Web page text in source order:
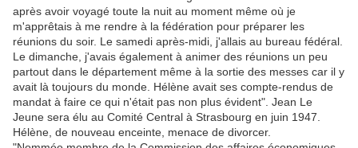
après avoir voyagé toute la nuit au moment même où je
m'apprêtais à me rendre à la fédération pour préparer les
réunions du soir. Le samedi après-midi, j'allais au bureau fédéral.
Le dimanche, j'avais également à animer des réunions un peu
partout dans le département même à la sortie des messes car il y
avait là toujours du monde. Hélène avait ses compte-rendus de
mandat à faire ce qui n'était pas non plus évident". Jean Le
Jeune sera élu au Comité Central à Strasbourg en juin 1947.
Hélène, de nouveau enceinte, menace de divorcer.